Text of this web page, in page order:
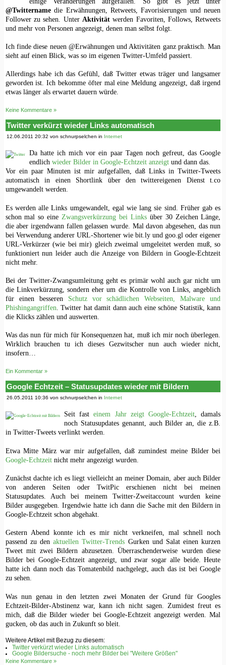
@Twitternamedie Erwähnungen, Retweets, Favorisierungen und neuen
Follower zu sehen. Unter Aktivität werden Favoriten, Follows, Retweets
und mehr von Personen angezeigt, denen man selbst folgt.
Ich finde diese neuen @Erwähnungen und Aktivitäten ganz praktisch. Man
sieht auf einen Blick, was so im eigenen Twitter-Umfeld passiert.
Allerdings habe ich das Gefühl, daß Twitter etwas träger und langsamer
geworden ist. Ich bekomme öfter mal eine Meldung angezeigt, daß irgend
etwas länger als erwartet dauern würde.
Keine Kommentare »
Twitter verkürzt wieder Links automatisch
12.06.2011 20:32 von schnurpselchen in Internet
Da hatte ich mich vor ein paar Tagen noch gefreut, das Google
endlich wieder Bilder in Google-Echtzeit anzeigtund dann das.
Vor ein paar Minuten ist mir aufgefallen, daß Links in Twitter-Tweets
automatisch in einen Shortlink über den twittereigenen Dienst t.co
umgewandelt werden.
Es werden alle Links umgewandelt, egal wie lang sie sind. Früher gab es
schon mal so eine Zwangsverkürzung bei Linksüber 30 Zeichen Länge,
die aber irgendwann fallen gelassen wurde. Mal davon abgesehen, das nun
bei Verwendung anderer URL-Shortener wie bit.ly und goo.gl oder eigener
URL-Verkürzer (wie bei mir) gleich zweimal umgeleitet werden muß, so
funktioniert nun leider auch die Anzeige von Bildern in Google-Echtzeit
nicht mehr.
Bei der Twitter-Zwangsumleitung geht es primär wohl auch gar nicht um
die Linkverkürzung, sondern eher um die Kontrolle von Links, angeblich
für einen besseren Schutz vor schädlichen Webseiten, Malware und
Phishingangriffen . Twitter hat damit dann auch eine schöne Statistik, kann
die Klicks zählen und auswerten.
Was das nun für mich für Konsequenzen hat, muß ich mir noch überlegen.
Wirklich brauchen tu ich dieses Gezwitscher nun auch wieder nicht,
insofern…
Ein Kommentar »
Google Echtzeit – Statusupdates wieder mit Bildern
26.05.2011 10:36 von schnurpselchen in Internet
Seit fasteinem Jahr zeigt Google-Echtzeit, damals
noch Statusupdates genannt, auch Bilder an, die z.B.
in Twitter-Tweets verlinkt werden.
Etwa Mitte März war mir aufgefallen, daß zumindest meine Bilder bei
Google-Echtzeitnicht mehr angezeigt wurden.
Zunächst dachte ich es liegt vielleicht an meiner Domain, aber auch Bilder
von anderen Seiten oder TwitPic erschienen nicht bei meinen
Statusupdates. Auch bei meinem Twitter-Zweitaccount wurden keine
Bilder ausgegeben. Irgendwie hatte ich dann die Sache mit den Bildern in
Google-Echtzeit schon abgehakt.
Gestern Abend konnte ich es mir nicht verkneifen, mal schnell noch
passend zu denaktuellen Twitter-Trends Gurken und Salat einen kurzen
Tweet mit zwei Bildern abzusetzen. Überraschenderweise wurden diese
Bilder bei Google-Echtzeit angezeigt, und zwar sogar alle beide. Heute
hatte ich dann noch das Tomatenbild nachgelegt, auch das ist bei Google
zu sehen.
Was nun genau in den letzten zwei Monaten der Grund für Googles
Echtzeit-Bilder-Abstinenz war, kann ich nicht sagen. Zumidest freut es
mich, daß die Bilder wieder bei Google-Echtzeit angezeigt werden. Mal
gucken, ob das auch in Zukunft so bleit.
Weitere Artikel mit Bezug zu diesem:
Twitter verkürzt wieder Links automatisch
Google Bildersuche - noch mehr Bilder bei "Weitere Größen"
Keine Kommentare »